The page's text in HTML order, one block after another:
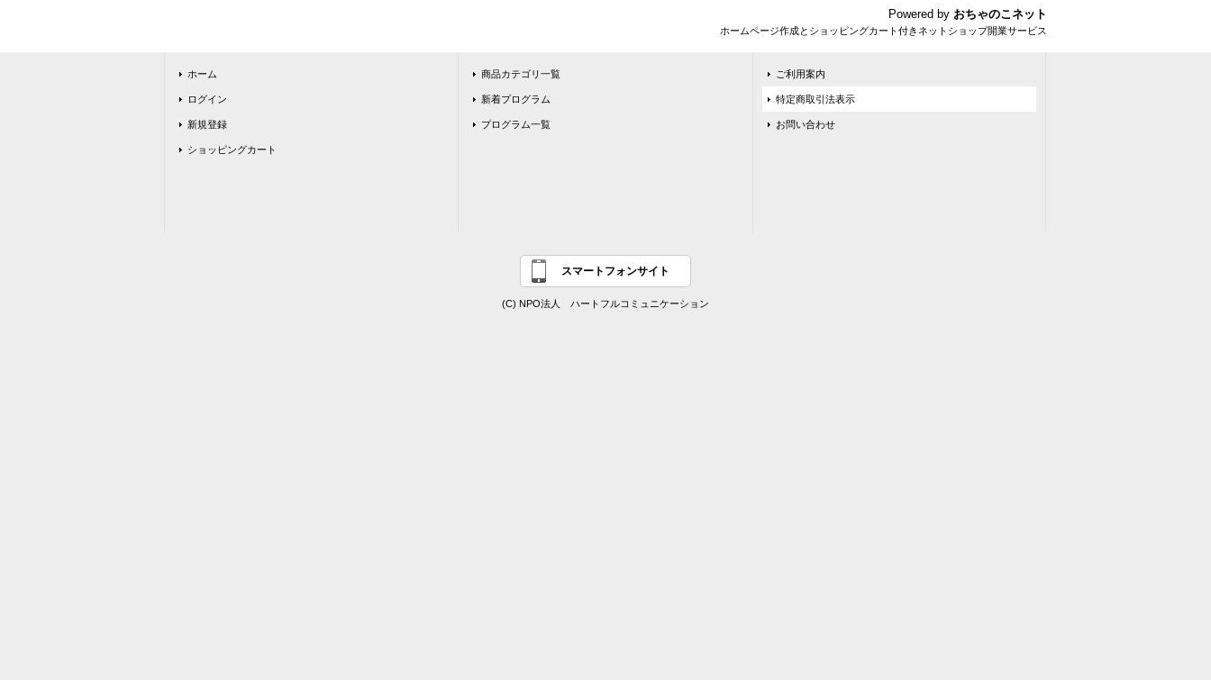
Powered by おちゃのこネット
ホームページ作成とショッピングカート付きネットショップ開業サービス
ホーム
ログイン
新規登録
ショッピングカート
商品カテゴリ一覧
新着プログラム
プログラム一覧
ご利用案内
特定商取引法表示
お問い合わせ
スマートフォンサイト
(C) NPO法人 ハートフルコミュニケーション